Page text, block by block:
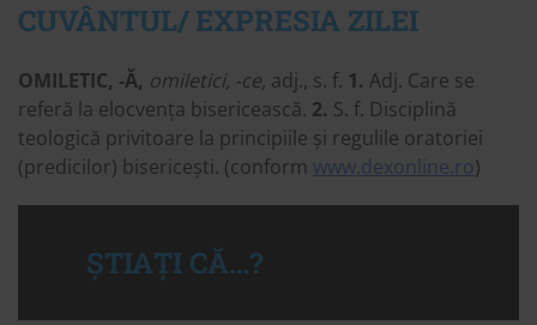
CUVÂNTUL/ EXPRESIA ZILEI
OMILETIC, -Ă, omiletici, -ce, adj., s. f. 1. Adj. Care se
referă la elocvența bisericească. 2. S. f. Disciplină
teologică privitoare la principiile și regulile oratoriei
(predicilor) bisericești. (conform www.dexonline.ro)
ȘTIAȚI CĂ…?